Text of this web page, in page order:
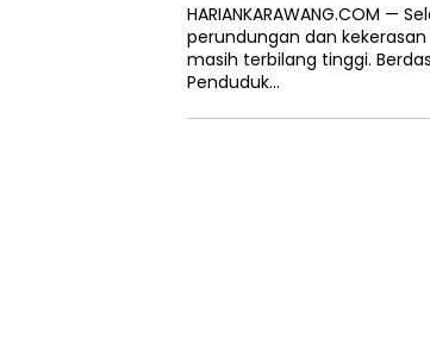
HARIANKARAWANG.COM —
perundungan dan
masih terbilang tinggi.
Penduduk…